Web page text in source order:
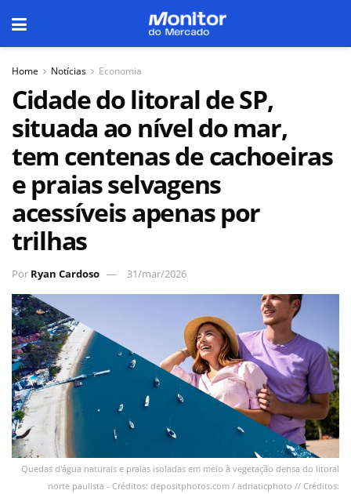
Home Notícias Economia
Cidade do litoral de SP,
situada ao nível do mar,
tem centenas de cachoeiras
e praias selvagens
acessíveis apenas por
trilhas
Por Ryan Cardoso 31/mar/2026
Quedas d'água naturais e praias isoladas em meio à vegetação densa do litoral
norte paulista - Créditos: depositphotos.com / adriaticphoto // Créditos: